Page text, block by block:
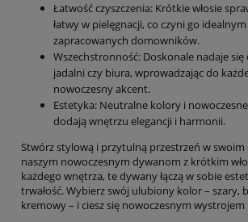
Łatwość czyszczenia: Krótkie włosie
łatwy w pielęgnacji, co czyni go
zapracowanych domowników.
Wszechstronność: Doskonale nadaje
jadalni czy biura, wprowadzając do
nowoczesny akcent.
Estetyka: Neutralne kolory i
dodają wnętrzu elegancji i harmonii.
Stwórz stylową i przytulną przestrzeń w swoim
naszym nowoczesnym dywanom z krótkim
każdego wnętrza, te dywany łączą w sobie
trwałość. Wybierz swój ulubiony kolor – szary,
kremowy – i ciesz się nowoczesnym wystrojem